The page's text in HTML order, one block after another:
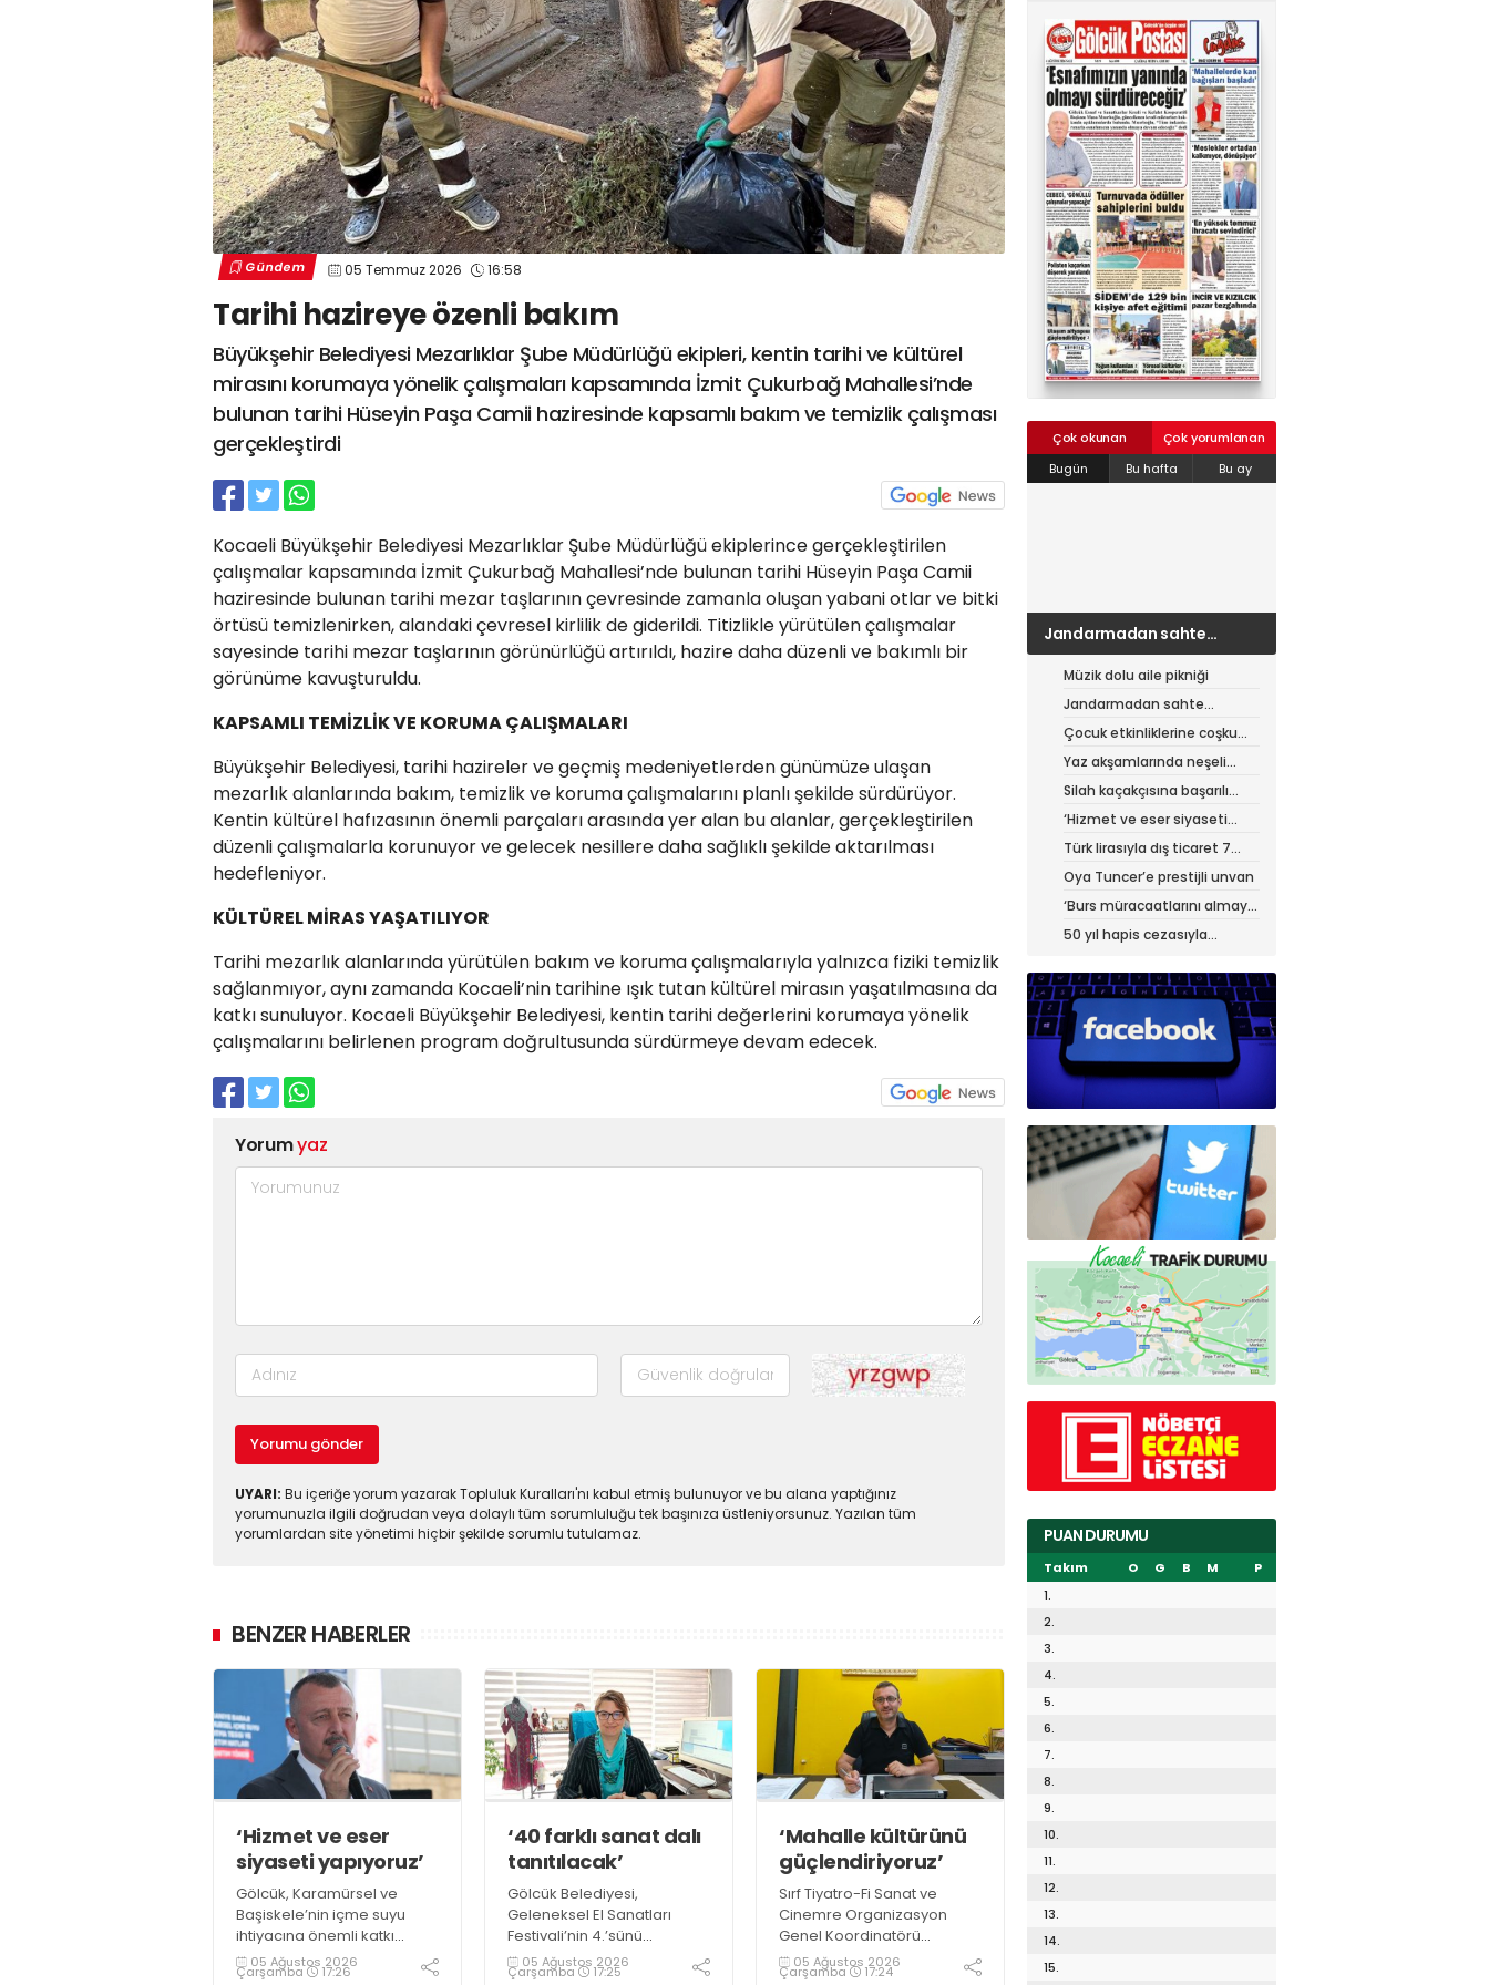
Gündem 05 Temmuz 2026 16:58
Tarihi hazireye özenli bakım
Büyükşehir Belediyesi Mezarlıklar Şube Müdürlüğü ekipleri, kentin tarihi ve kültürel
mirasını korumaya yönelik çalışmaları kapsamında İzmit Çukurbağ Mahallesi’nde
bulunan tarihi Hüseyin Paşa Camii haziresinde kapsamlı bakım ve temizlik çalışması
gerçekleştirdi
Kocaeli Büyükşehir Belediyesi Mezarlıklar Şube Müdürlüğü ekiplerince gerçekleştirilen
çalışmalar kapsamında İzmit Çukurbağ Mahallesi’nde bulunan tarihi Hüseyin Paşa Camii
haziresinde bulunan tarihi mezar taşlarının çevresinde zamanla oluşan yabani otlar ve bitki
örtüsü temizlenirken, alandaki çevresel kirlilik de giderildi. Titizlikle yürütülen çalışmalar
sayesinde tarihi mezar taşlarının görünürlüğü artırıldı, hazire daha düzenli ve bakımlı bir
görünüme kavuşturuldu.
KAPSAMLI TEMİZLİK VE KORUMA ÇALIŞMALARI
Büyükşehir Belediyesi, tarihi hazireler ve geçmiş medeniyetlerden günümüze ulaşan
mezarlık alanlarında bakım, temizlik ve koruma çalışmalarını planlı şekilde sürdürüyor.
Kentin kültürel hafızasının önemli parçaları arasında yer alan bu alanlar, gerçekleştirilen
düzenli çalışmalarla korunuyor ve gelecek nesillere daha sağlıklı şekilde aktarılması
hedefleniyor.
KÜLTÜREL MİRAS YAŞATILIYOR
Tarihi mezarlık alanlarında yürütülen bakım ve koruma çalışmalarıyla yalnızca fiziki temizlik
sağlanmıyor, aynı zamanda Kocaeli’nin tarihine ışık tutan kültürel mirasın yaşatılmasına da
katkı sunuluyor. Kocaeli Büyükşehir Belediyesi, kentin tarihi değerlerini korumaya yönelik
çalışmalarını belirlenen program doğrultusunda sürdürmeye devam edecek.
Yorumyaz
Yorumu gönder
UYARI: Bu içeriğe yorum yazarak Topluluk Kuralları'nı kabul etmiş bulunuyor ve bu alana yaptığınız
yorumunuzla ilgili doğrudan veya dolaylı tüm sorumluluğu tek başınıza üstleniyorsunuz. Yazılan tüm
yorumlardan site yönetimi hiçbir şekilde sorumlu tutulamaz.
BENZER HABERLER
‘Hizmet ve eser
siyaseti yapıyoruz’
Gölcük, Karamürsel ve
Başiskele’nin içme suyu
ihtiyacına önemli katkı
sağlayacak “İhsaniye Barajı,
Karamürsel İçme Suyu
05 Ağustos 2026
Çarşamba 17:26
‘40 farklı sanat dalı
tanıtılacak’
Gölcük Belediyesi,
Geleneksel El Sanatları
Festivali’nin 4.’sünü
gerçekleştirmeye
hazırlanıyor. Festival
05 Ağustos 2026
Çarşamba 17:25
‘Mahalle kültürünü
güçlendiriyoruz’
Sırf Tiyatro-Fi Sanat ve
Cinemre Organizasyon
Genel Koordinatörü
Mehmet
Cinemre, faaliyetleri
05 Ağustos 2026
Çarşamba 17:24
Çok okunan
Çok yorumlanan
Bugün
Bu hafta Bu ay
Jandarmadan sahte
çantacılara darbe
Müzik dolu aile pikniği
Jandarmadan sahte
çantacılara darbe
Çocuk etkinliklerine coşku
dolu final
Yaz akşamlarında neşeli
etkinlikler
Silah kaçakçısına başarılı
operasyon
‘Hizmet ve eser siyaseti
yapıyoruz’
Türk lirasıyla dış ticaret 7
ayda 900 milyar lirayı aştı
Oya Tuncer’e prestijli unvan
‘Burs müracaatlarını almaya
başladık’
50 yıl hapis cezasıyla
PUAN DURUMU
Takım O G B M
P
1.
2.
3.
4.
5.
6.
7.
8.
9.
10.
11.
12.
13.
14.
15.
02624132333
haber@golcukpostasi.com